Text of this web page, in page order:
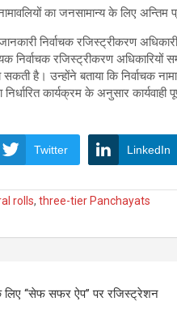
का जनसामान्य के लिए अन्तिम
निर्वाचक रजिस्ट्रीकरण
निर्वाचक रजिस्ट्रीकरण
है। उन्होंने बताया कि निर्वाचक
कार्यक्रम के अनुसार कार्यवाही
Twitter LinkedIn
rolls, three-tier Panchayats
लिए ‘‘सेफ सफर ऐप’’ पर रजिस्ट्रेशन